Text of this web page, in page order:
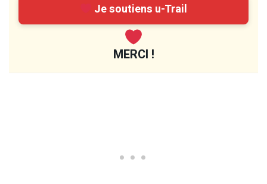
Je soutiens u-Trail
MERCI !